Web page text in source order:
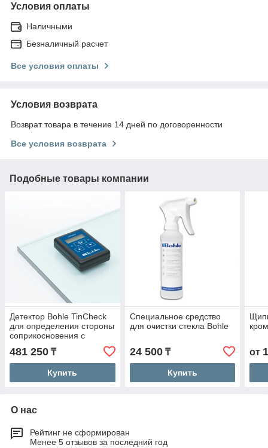
Условия оплаты
Наличными
Безналичный расчет
Все условия оплаты
Условия возврата
Возврат товара в течение 14 дней по договоренности
Все условия возврата
Подобные товары компании
Детектор Bohle TinCheck
для определения стороны
соприкосновения с
481 250 ₸
Купить
Специальное средство
для очистки стекла Bohle
24 500₸
Купить
от
О нас
Рейтинг не сформирован
Менее 5 отзывов за последний год